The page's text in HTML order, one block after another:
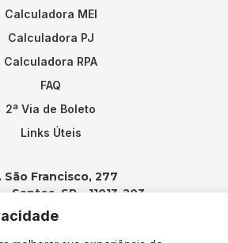
Calculadora MEI
Calculadora PJ
Calculadora RPA
FAQ
2ª Via de Boleto
Links Úteis
São Francisco, 277
Santos, SP – 11013-203
Contatos: